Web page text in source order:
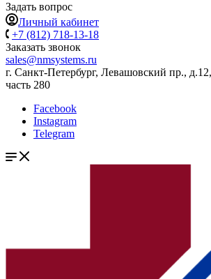
Задать вопрос
Личный кабинет
+7 (812) 718-13-18
Заказать звонок
sales@nmsystems.ru
г. Санкт-Петербург, Левашовский пр.,
часть 280
Facebook
Instagram
Telegram